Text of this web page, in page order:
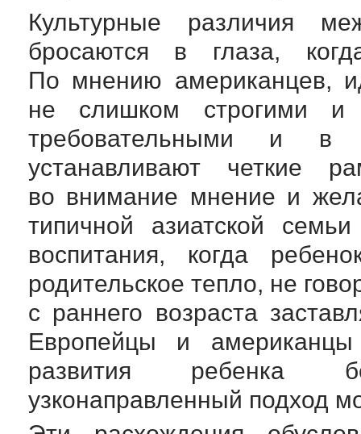
Культурные различия
бросаются в глаза,
По мнению американцев,
не слишком строгими
требовательными и в
устанавливают четкие
во внимание мнение и
типичной азиатской
воспитания, когда
родительское тепло, не
с раннего возраста
Европейцы и
развития ребенка
узконаправленный подход